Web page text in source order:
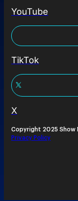
YouTube
TikTok
X
Copyright 2025 Show
Privacy Policy